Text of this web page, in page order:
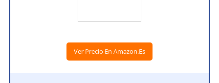
Ver Precio En Amazon.es